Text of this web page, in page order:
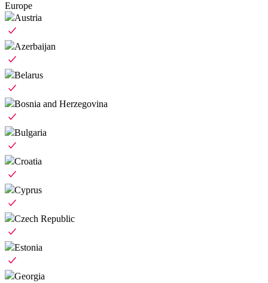
Europe
Austria
Azerbaijan
Belarus
Bosnia and Herzegovina
Bulgaria
Croatia
Cyprus
Czech Republic
Estonia
Georgia